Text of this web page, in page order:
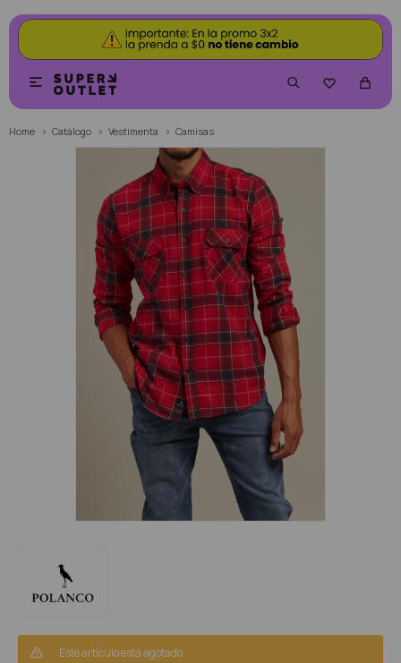


Home Catálogo Vestimenta Camisas
Este artículo está agotado.